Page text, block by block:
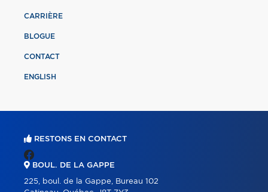
CARRIÈRE
BLOGUE
CONTACT
ENGLISH
RESTONS EN CONTACT
BOUL. DE LA GAPPE
225, boul. de la Gappe, Bureau 102